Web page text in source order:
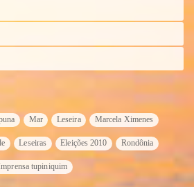
Mar Leseira Marcela Ximenes
Leseiras Eleições 2010 Rondônia
tupiniquim